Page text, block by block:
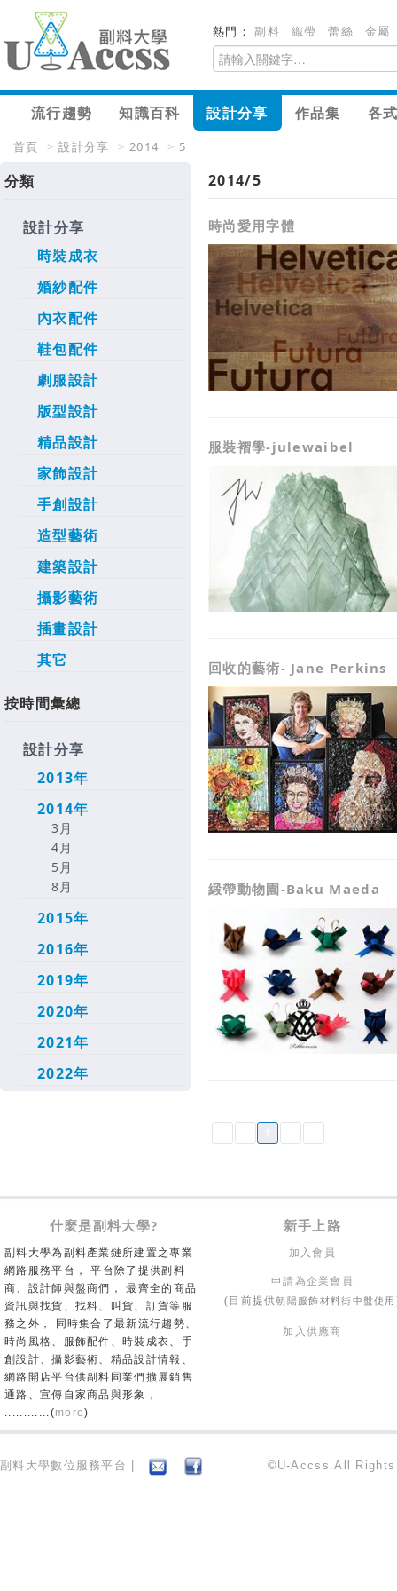
熱門：副料 織帶 蕾絲 金屬
流行趨勢 知識百科 設計分享 作品集 各
首頁 > 設計分享 > 2014 > 5
分類
設計分享
時裝成衣
婚紗配件
內衣配件
鞋包配件
劇服設計
版型設計
精品設計
家飾設計
手創設計
造型藝術
建築設計
攝影藝術
插畫設計
其它
按時間彙總
設計分享
2013年
2014年
3月
4月
5月
8月
2015年
2016年
2019年
2020年
2021年
2022年
2014/5
時尚愛用字體
服裝褶學-julewaibel
回收的藝術- Jane Perkins
緞帶動物園-Baku Maeda
什麼是副料大學? 新手上路
副料大學為副料產業鏈所建置之專業
網路服務平台， 平台除了提供副料
商、設計師與盤商們， 最齊全的商品
資訊與找貨、找料、叫貨、訂貨等服
務之外， 同時集合了最新流行趨勢、
時尚風格、服飾配件、時裝成衣、手
創設計、攝影藝術、精品設計情報、
網路開店平台供副料同業們擴展銷售
通路、宣傳自家商品與形象，
............(more)
加入會員
申請為企業會員
(目前提供朝陽服飾材料街中盤使用
加入供應商
副料大學數位服務平台 | ©U-Accss.All Rights